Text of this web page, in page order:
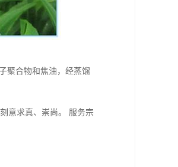
聚合物和焦油，经蒸馏
意求真、崇尚。 服务宗